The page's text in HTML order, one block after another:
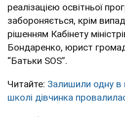
реалізацією освітньої
забороняється, крім
рішенням Кабінету
Бондаренко, юрист
“Батьки SOS”.
Читайте: Залишили одну в
школі дівчинка